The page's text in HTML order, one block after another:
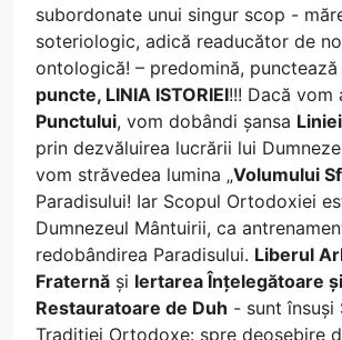
subordonate unui singur scop -
soteriologic, adică readucător de
ontologică! – predomină,
puncte, LINIA ISTORIEI!!! Dacă vom
Punctului, vom dobândi șansa Liniei
prin dezvăluirea lucrării lui
vom străvedea lumina „Volumului
Paradisului! Iar Scopul Ortodoxiei
Dumnezeul Mântuirii, ca
redobândirea Paradisului. Liberul
Fraternă și Iertarea Înțelegătoare și
Restauratoare de Duh - sunt însuși
Tradiției Ortodoxe: spre deosebire